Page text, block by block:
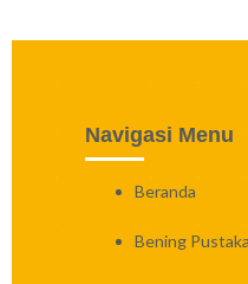
Navigasi Menu
Beranda
Bening Pustaka